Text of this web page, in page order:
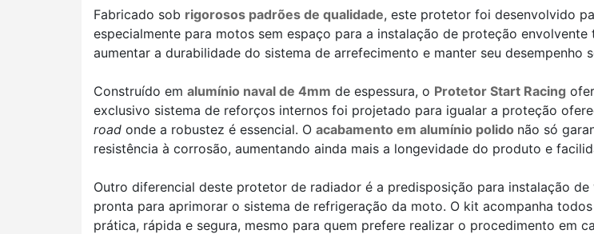
Fabricado sob rigorosos padrões de qualidade, este protetor foi desenvolvido
especialmente para motos sem espaço para a instalação de proteção
aumentar a durabilidade do sistema de arrefecimento e manter seu desempenho
Construído em alumínio naval de 4mm de espessura, o Protetor Start Racing
exclusivo sistema de reforços internos foi projetado para igualar a proteção
road onde a robustez é essencial. O acabamento em alumínio polido não só
resistência à corrosão, aumentando ainda mais a longevidade do produto e
Outro diferencial deste protetor de radiador é a predisposição para instalação
pronta para aprimorar o sistema de refrigeração da moto. O kit acompanha
prática, rápida e segura, mesmo para quem prefere realizar o procedimento em